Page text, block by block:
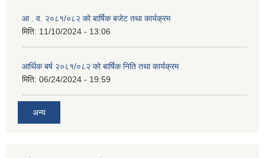
आ . व. २०८१/०८२ को बार्षिक बजेट तथा कार्यक्रम
मिति: 11/10/2024 - 13:06
आर्थिक बर्ष २०८१/०८२ को बार्षिक निति तथा कार्यक्रम
मिति: 06/24/2024 - 19:59
अन्य